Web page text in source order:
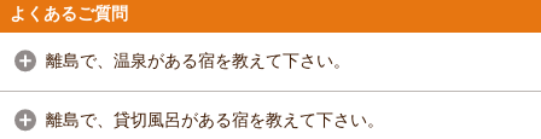
よくあるご質問
離島で、温泉がある宿を教えて下さい。
離島で、貸切風呂がある宿を教えて下さい。